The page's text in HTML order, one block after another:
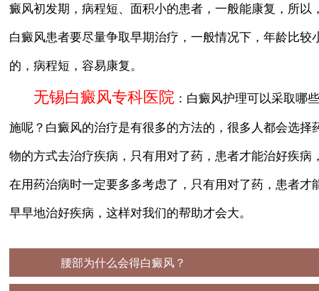
癜风初发期，病程短、面积小的患者，一般能康复，所以
白癜风患者要尽量争取早期治疗，一般情况下，年龄比较
的，病程短，容易康复。
无锡白癜风专科医院：白癜风护理可以采取哪
施呢？白癜风的治疗是有很多的方法的，很多人都会选择
物的方式去治疗疾病，只有用对了药，患者才能治好疾病
在用药治病时一定要多多考虑了，只有用对了药，患者才
早早地治好疾病，这样对我们的帮助才会大。
腰部为什么会得白癜风？